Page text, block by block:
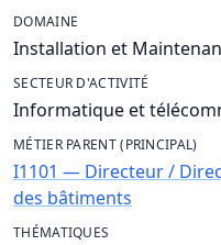
DOMAINE
Installation et
SECTEUR D'ACTIVITÉ
Informatique et
MÉTIER PARENT (PRINCIPAL)
I1101 — Directeur /
des bâtiments
THÉMATIQUES